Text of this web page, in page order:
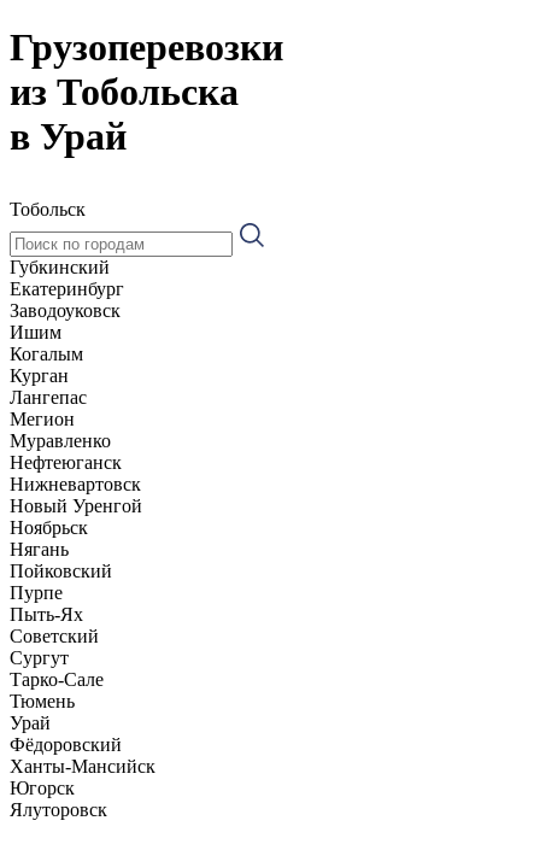
Грузоперевозки
из Тобольска
в Урай
Тобольск
Губкинский
Екатеринбург
Заводоуковск
Ишим
Когалым
Курган
Лангепас
Мегион
Муравленко
Нефтеюганск
Нижневартовск
Новый Уренгой
Ноябрьск
Нягань
Пойковский
Пурпе
Пыть-Ях
Советский
Сургут
Тарко-Сале
Тюмень
Урай
Фёдоровский
Ханты-Мансийск
Югорск
Ялуторовск